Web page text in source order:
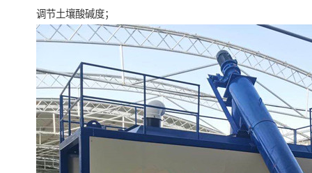
调节土壤酸碱度；